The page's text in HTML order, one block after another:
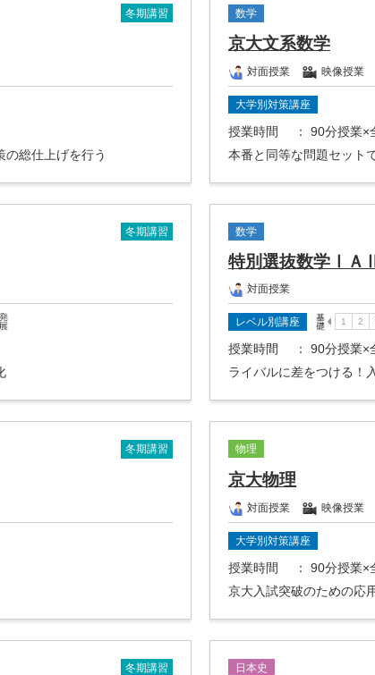
冬期講習
の総仕上げを行う
数学
京大文系数学
対面授業 映像授業
大学別対策講座
授業時間
： 90分授業×
本番と同等な問題セット
冬期講習 数学
特別選抜数学ⅠＡ
対面授業
レベル別講座
授業時間
： 90分授業×
ライバルに差をつける！
冬期講習 物理
京大物理
対面授業 映像授業
大学別対策講座
授業時間
： 90分授業×
京大入試突破のための応
冬期講習 日本史